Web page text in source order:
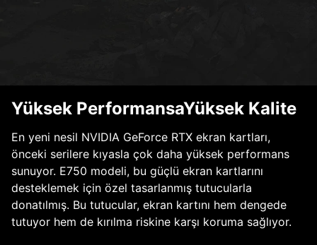
Yüksek PerformansaYüksek Kalite
En yeni nesil NVIDIA GeForce RTX ekran kartları,
önceki serilere kıyasla çok daha yüksek performans
sunuyor. E750 modeli, bu güçlü ekran kartlarını
desteklemek için özel tasarlanmış tutucularla
donatılmış. Bu tutucular, ekran kartını hem dengede
tutuyor hem de kırılma riskine karşı koruma sağlıyor.